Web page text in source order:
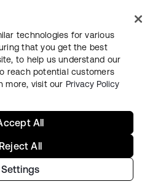
privacidadTérminos del sitio
de cookies
los derechos reservados.
technologies for various
that you get the best
to help us understand our
reach potential customers
more, visit our Privacy Policy
Settings
Reject All
All